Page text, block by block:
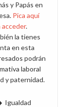
y Papás en
Pica aquí
acceder.
la tienes
en esta
podrán
laboral
y paternidad.
Igualdad